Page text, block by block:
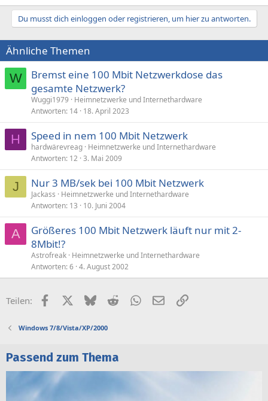
Du musst dich einloggen oder registrieren, um hier zu antworten.
Ähnliche Themen
W
Bremst eine 100 Mbit Netzwerkdose das
gesamte Netzwerk?
Wuggi1979
Heimnetzwerke und Internethardware
Antworten 14 18. April 2023
H Speed in nem 100 Mbit Netzwerk
hardwärevreag Heimnetzwerke und Internethardware
Antworten 12 3. Mai 2009
J Nur 3 MB/sek bei 100 Mbit Netzwerk
Jackass
Heimnetzwerke und Internethardware
Antworten 13 10. Juni 2004
A
Größeres 100 Mbit Netzwerk läuft nur mit 2-
8Mbit!?
Astrofreak Heimnetzwerke und Internethardware
Antworten 6 4. August 2002
Teilen: FacebookX (Twitter)
BlueskyRedditWhatsApp
E-MailLink
Windows 7/8/Vista/XP/2000
Passend zum Thema